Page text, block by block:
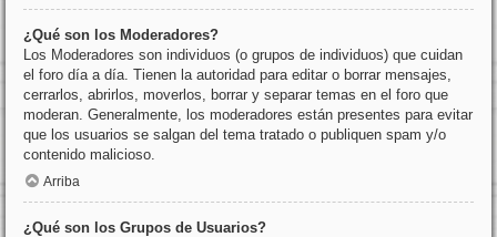
¿Qué son los Moderadores?
Los Moderadores son individuos (o grupos de individuos) que cuidan
el foro día a día. Tienen la autoridad para editar o borrar mensajes,
cerrarlos, abrirlos, moverlos, borrar y separar temas en el foro que
moderan. Generalmente, los moderadores están presentes para evitar
que los usuarios se salgan del tema tratado o publiquen spam y/o
contenido malicioso.
Arriba
¿Qué son los Grupos de Usuarios?